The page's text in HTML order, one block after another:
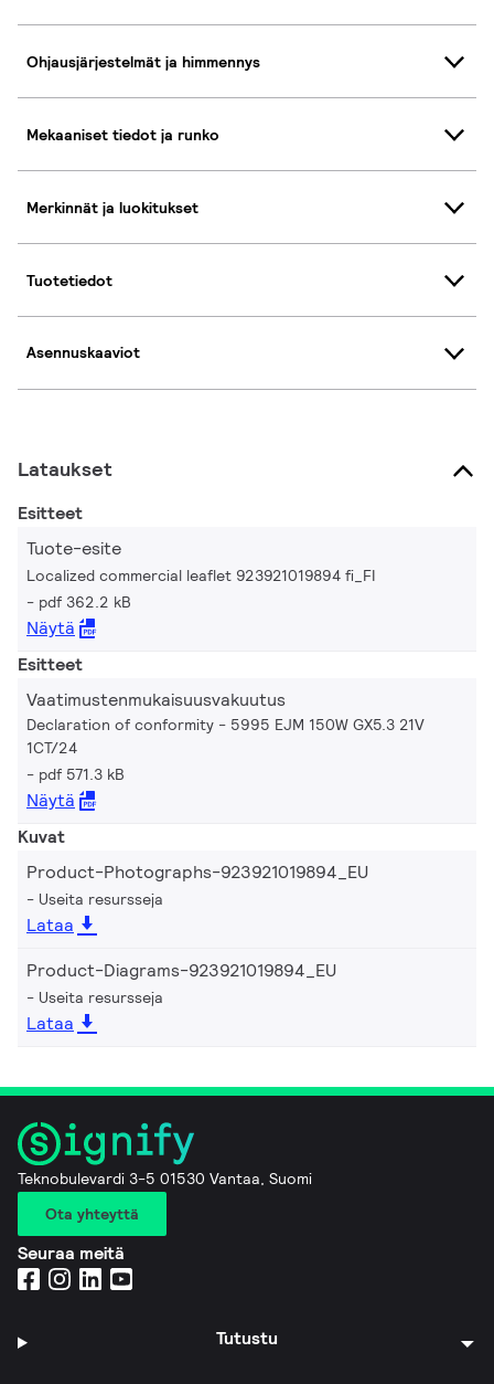
Ohjausjärjestelmät ja himmennys
Mekaaniset tiedot ja runko
Merkinnät ja luokitukset
Tuotetiedot
Asennuskaaviot
Lataukset
Esitteet
Tuote-esite
Localized commercial leaflet 923921019894 fi_FI
pdf 362.2 kB
Näytä
Esitteet
Vaatimustenmukaisuusvakuutus
Declaration of conformity - 5995 EJM 150W GX5.3 21V
1CT/24
pdf 571.3 kB
Näytä
Kuvat
Product-Photographs-923921019894_EU
Useita resursseja
Lataa
Product-Diagrams-923921019894_EU
Useita resursseja
Lataa
Teknobulevardi 3-5 01530 Vantaa, Suomi
Ota yhteyttä
Seuraa meitä
Tutustu